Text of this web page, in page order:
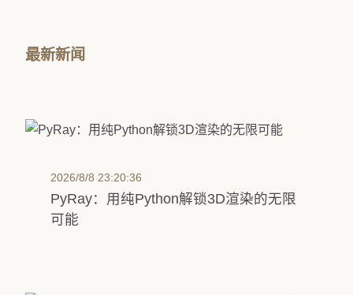
最新新闻
2026/8/8 23:20:36
PyRay：用纯Python解锁3D渲染的无限
可能